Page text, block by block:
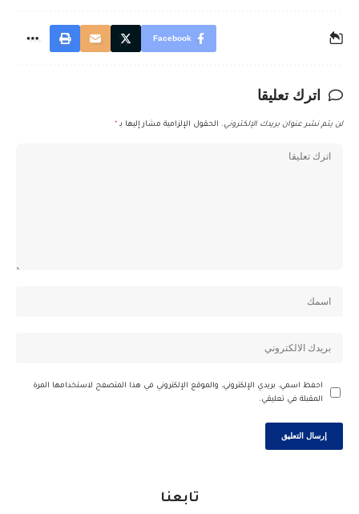
Facebook
اترك تعليقا
لن يتم نشر عنوان بريدك الإلكتروني. الحقول الإلزامية مشار إليها بـ *
احفظ اسمي، بريدي الإلكتروني، والموقع الإلكتروني في هذا المتصفح لاستخدامها المرة
المقبلة في تعليقي.
تابعنا